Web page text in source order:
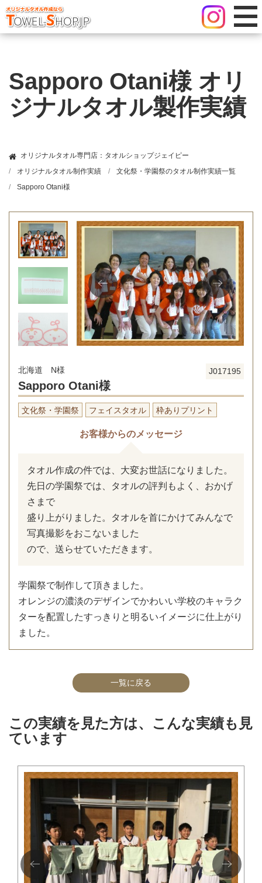
Sapporo Otani様 オリ
ジナルタオル製作実績
オリジナルタオル専門店：タオルショップジェイピー
オリジナルタオル制作実績
文化祭・学園祭のタオル制作実績一覧
Sapporo Otani様
J017195
北海道 N様
Sapporo Otani様
文化祭・学園祭 フェイスタオル 枠ありプリント
お客様からのメッセージ
タオル作成の件では、大変お世話になりました。
先日の学園祭では、タオルの評判もよく、おかげ
さまで
盛り上がりました。タオルを首にかけてみんなで
写真撮影をおこないました
ので、送らせていただきます。
学園祭で制作して頂きました。
オレンジの濃淡のデザインでかわいい学校のキャラク
ターを配置したすっきりと明るいイメージに仕上がり
ました。
一覧に戻る
この実績を見た方は、こんな実績も見
ています